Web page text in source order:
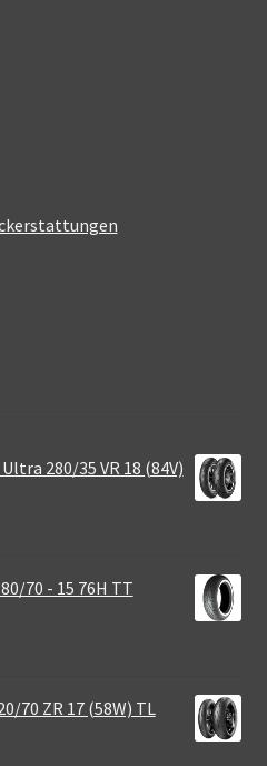
280/35 VR 18 (84V)
70 - 15 76H TT
70 ZR 17 (58W) TL